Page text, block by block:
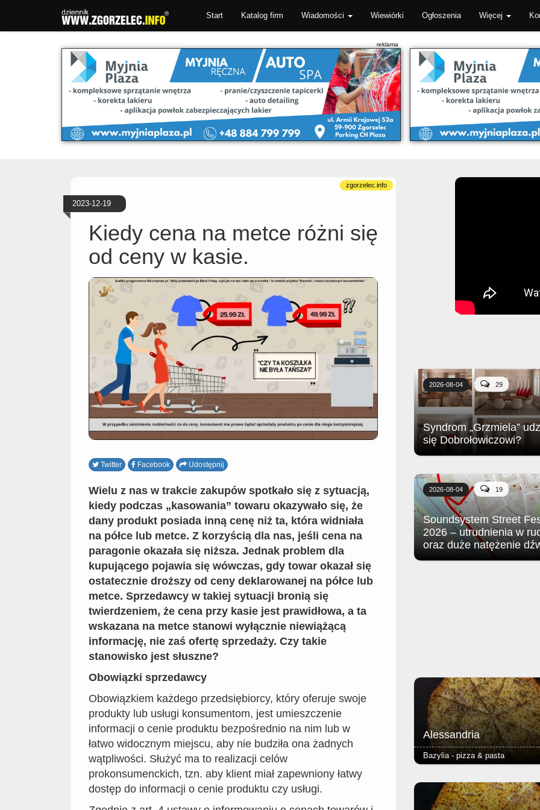
Start Katalog firm Wiadomości Wiewiórki Ogłoszenia Więcej
2023-12-19
Kiedy cena na metce różni się
od ceny w kasie.
Twitter Facebook Udostępnij
Wielu z nas w trakcie zakupów spotkało się z sytuacją,
kiedy podczas „kasowania” towaru okazywało się, że
dany produkt posiada inną cenę niż ta, która widniała
na półce lub metce. Z korzyścią dla nas, jeśli cena na
paragonie okazała się niższa. Jednak problem dla
kupującego pojawia się wówczas, gdy towar okazał się
ostatecznie droższy od ceny deklarowanej na półce lub
metce. Sprzedawcy w takiej sytuacji bronią się
twierdzeniem, że cena przy kasie jest prawidłowa, a ta
wskazana na metce stanowi wyłącznie niewiążącą
informację, nie zaś ofertę sprzedaży. Czy takie
stanowisko jest słuszne?
Obowiązki sprzedawcy
Obowiązkiem każdego przedsiębiorcy, który oferuje swoje
produkty lub usługi konsumentom, jest umieszczenie
informacji o cenie produktu bezpośrednio na nim lub w
łatwo widocznym miejscu, aby nie budziła ona żadnych
wątpliwości. Służyć ma to realizacji celów
prokonsumenckich, tzn. aby klient miał zapewniony łatwy
dostęp do informacji o cenie produktu czy usługi.
29
Syndrom „Grzmiela”
się Dobrołowiczowi?
Wyborczej na temat remontu
burmistrza Bogatyni, można
sobie pytanie, co jest nie tak z
Bogatynią, że tak psuje ludzi?
2026-08-04
19
Soundsystem Street
2026 – utrudnienia w
oraz duże natężenie
magistrat: w związku z
Soundystem Street Festival
2026-08-04
Alessandria
jest Margherita (sos pomidorowy,
oregano) - ciasto puszyste lub
grube lub cienkie - dodatkowy ser
Bazylia - pizza & pasta